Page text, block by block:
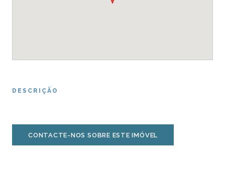
DESCRIÇÃO
CONTACTE-NOS SOBRE ESTE IMÓVEL